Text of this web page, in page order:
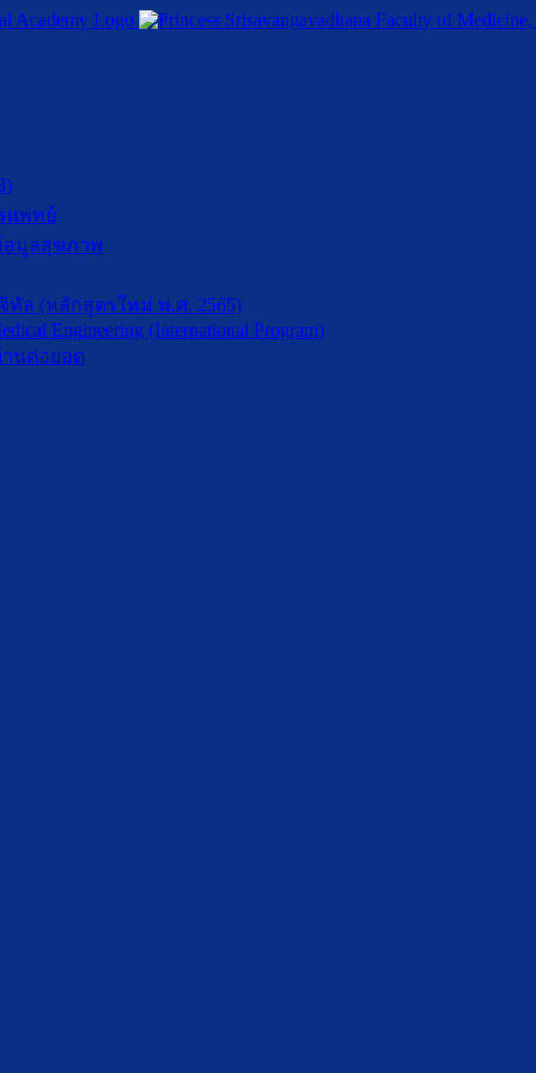
แพทย์
อมูลสุขภาพ
ล (หลักสูตรใหม่ พ.ศ. 2565)
Engineering (International Program)
นต่อยอด